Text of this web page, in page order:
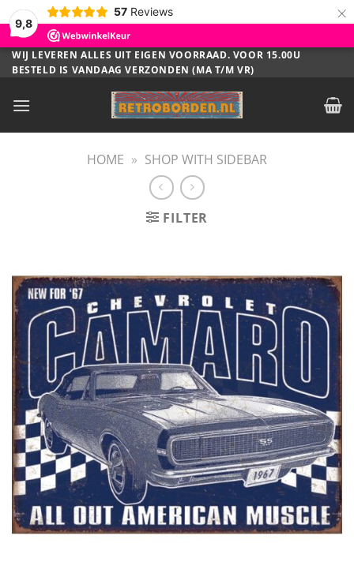
9,8
57 Reviews ×
Ga
naar
WIJ LEVEREN ALLES UIT EIGEN VOORRAAD. VOOR 15.00U
BESTELD IS VANDAAG VERZONDEN (MA T/M VR)
HOME » SHOP WITH SIDEBAR
FILTER